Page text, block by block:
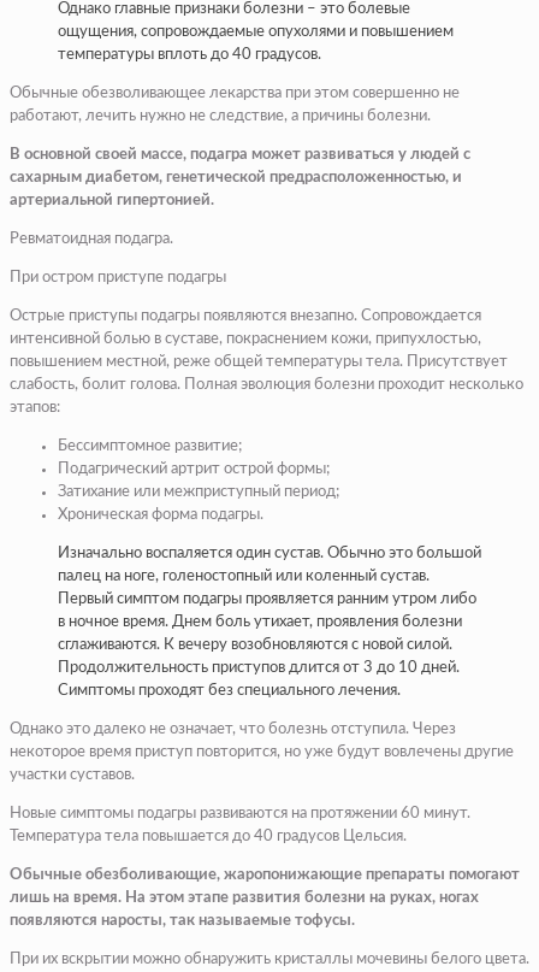
Однако главные признаки болезни – это болевые
ощущения, сопровождаемые опухолями и повышением
температуры вплоть до 40 градусов.
Обычные обезволивающее лекарства при этом совершенно не
работают, лечить нужно не следствие, а причины болезни.
​В основной своей массе, подагра может развиваться у людей с
сахарным диабетом, генетической предрасположенностью, и
артериальной гипертонией.​
​Ревматоидная подагра.​
​При остром приступе подагры​
Острые приступы подагры появляются внезапно. Сопровождается
интенсивной болью в суставе, покраснением кожи, припухлостью,
повышением местной, реже общей температуры тела. Присутствует
слабость, болит голова. Полная эволюция болезни проходит несколько
этапов:
Бессимптомное развитие;
Подагрический артрит острой формы;
Затихание или межприступный период;
Хроническая форма подагры.
Изначально воспаляется один сустав. Обычно это большой
палец на ноге, голеностопный или коленный сустав.
Первый симптом подагры проявляется ранним утром либо
в ночное время. Днем боль утихает, проявления болезни
сглаживаются. К вечеру возобновляются с новой силой.
Продолжительность приступов длится от 3 до 10 дней.
Симптомы проходят без специального лечения.
Однако это далеко не означает, что болезнь отступила. Через
некоторое время приступ повторится, но уже будут вовлечены другие
участки суставов.
Новые симптомы подагры развиваются на протяжении 60 минут.
Температура тела повышается до 40 градусов Цельсия.
Обычные обезболивающие, жаропонижающие препараты помогают
лишь на время. На этом этапе развития болезни на руках, ногах
появляются наросты, так называемые тофусы.
При их вскрытии можно обнаружить кристаллы мочевины белого цвета.